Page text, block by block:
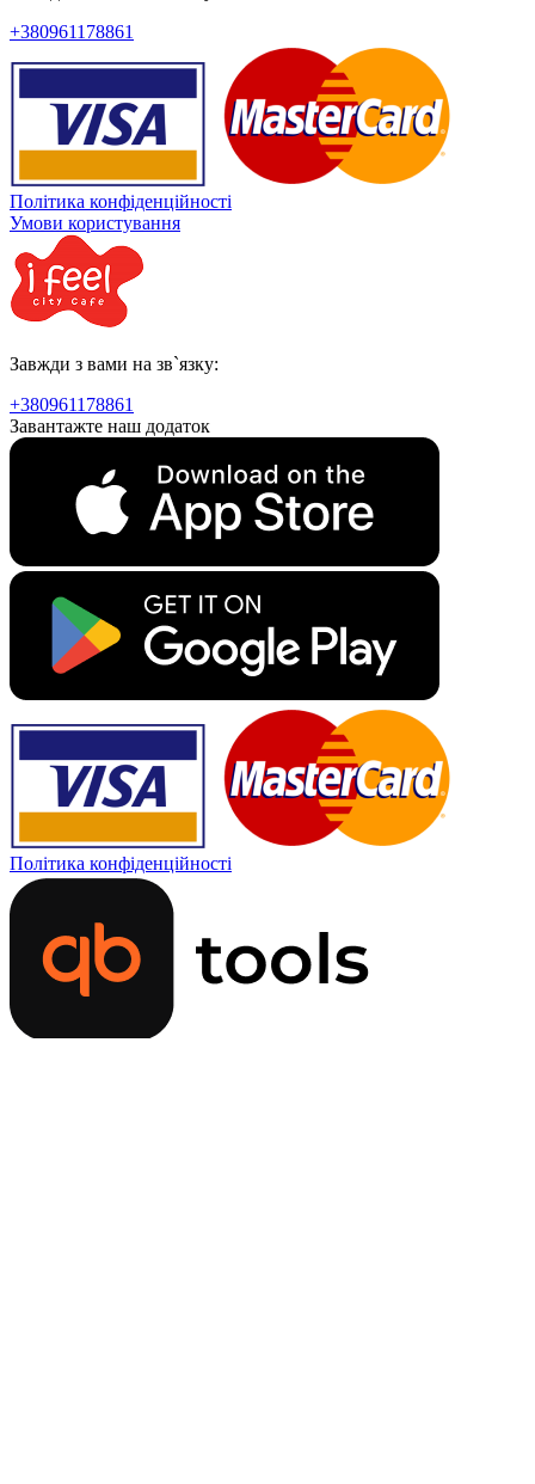
+380961178861
Політика конфіденційності
Умови користування
Завжди з вами на зв`язку:
+380961178861
Завантажте наш додаток
Політика конфіденційності